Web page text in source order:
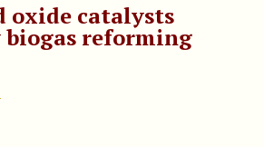
oxide catalysts
biogas reforming